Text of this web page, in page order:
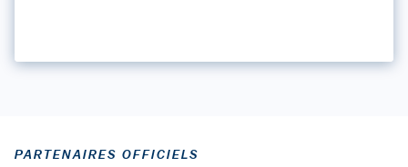
PARTENAIRES OFFICIELS